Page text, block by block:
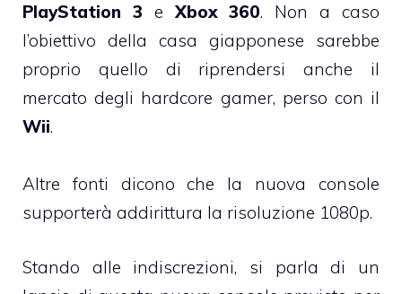
PlayStation 3 eXbox 360. Non a caso
l’obiettivo della casa giapponese sarebbe
proprio quello di riprendersi anche il
mercato degli hardcore gamer, perso con il
Wii.
Altre fonti dicono che la nuova console
supporterà addirittura la risoluzione 1080p.
Stando alle indiscrezioni, si parla di un